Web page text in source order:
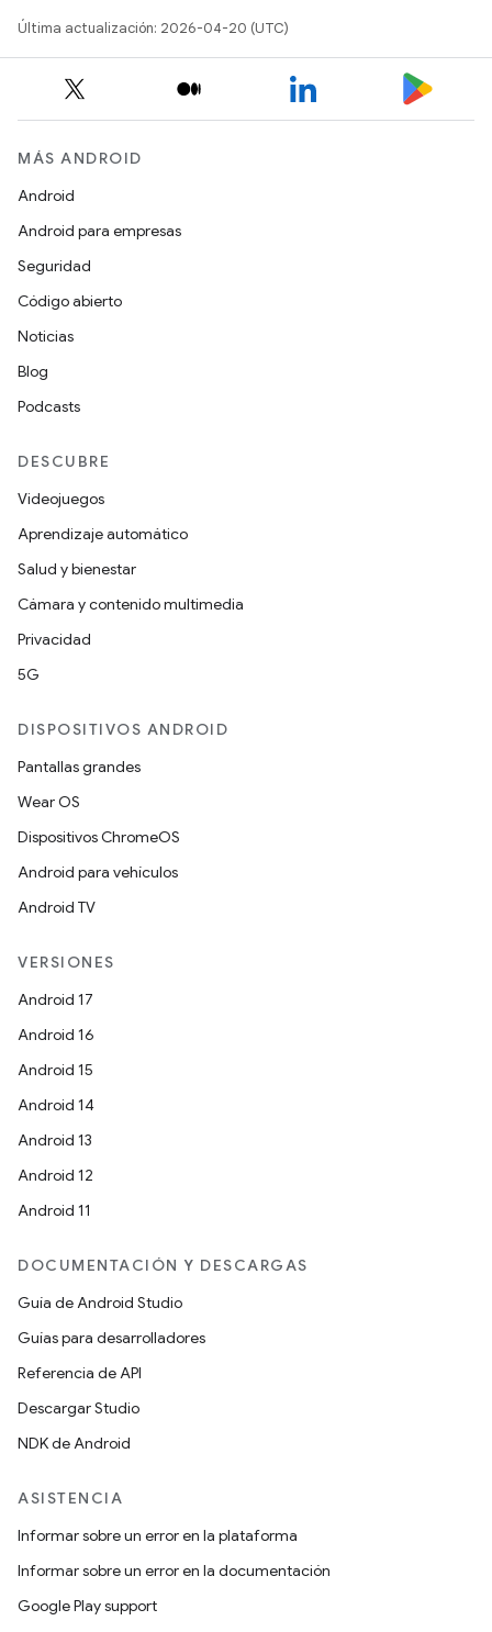
Última actualización: 2026-04-20 (UTC)
MÁS ANDROID
Android
Android para empresas
Seguridad
Código abierto
Noticias
Blog
Podcasts
DESCUBRE
Videojuegos
Aprendizaje automático
Salud y bienestar
Cámara y contenido multimedia
Privacidad
5G
DISPOSITIVOS ANDROID
Pantallas grandes
Wear OS
Dispositivos ChromeOS
Android para vehículos
Android TV
VERSIONES
Android 17
Android 16
Android 15
Android 14
Android 13
Android 12
Android 11
DOCUMENTACIÓN Y DESCARGAS
Guía de Android Studio
Guías para desarrolladores
Referencia de API
Descargar Studio
NDK de Android
ASISTENCIA
Informar sobre un error en la plataforma
Informar sobre un error en la documentación
Google Play support